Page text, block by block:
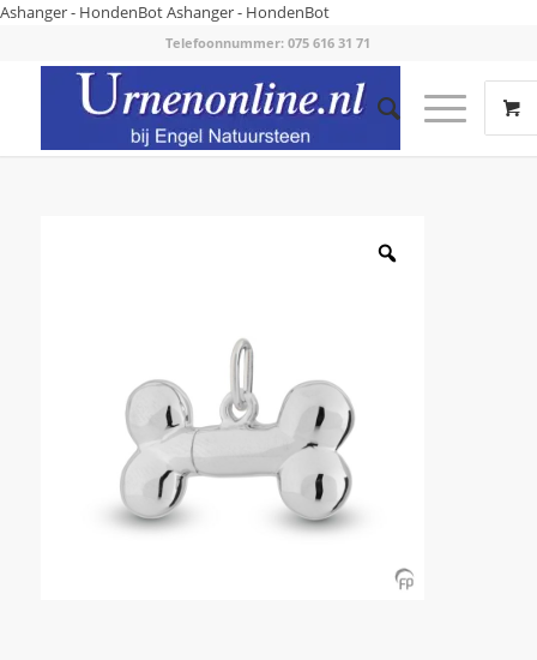
Ashanger - HondenBotAshanger - HondenBot
Telefoonnummer: 075 616 31 71